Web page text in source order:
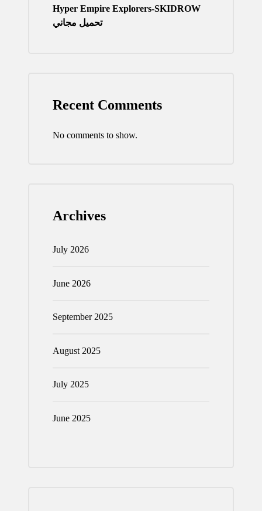
Hyper Empire Explorers-SKIDROW
تحميل مجاني
Recent Comments
No comments to show.
Archives
July 2026
June 2026
September 2025
August 2025
July 2025
June 2025